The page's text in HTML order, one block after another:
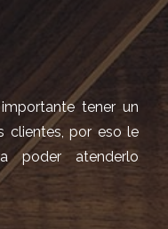
tener un
clientes, por eso le
poder atenderlo